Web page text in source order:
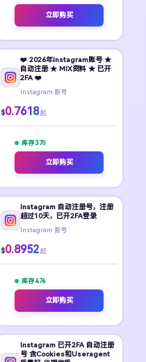
立即购买
❤️ 2026年Instagram账号 ★
自动注册 ★ MIX资料 ★ 已开
2FA ❤️
Instagram 新号
$0.7618 起
库存 370
立即购买
Instagram 自动注册号，注册
超过10天，已开2FA登录
Instagram 新号
$0.8952 起
库存 476
立即购买
Instagram 已开2FA 自动注册
号 含Cookies和Useragent